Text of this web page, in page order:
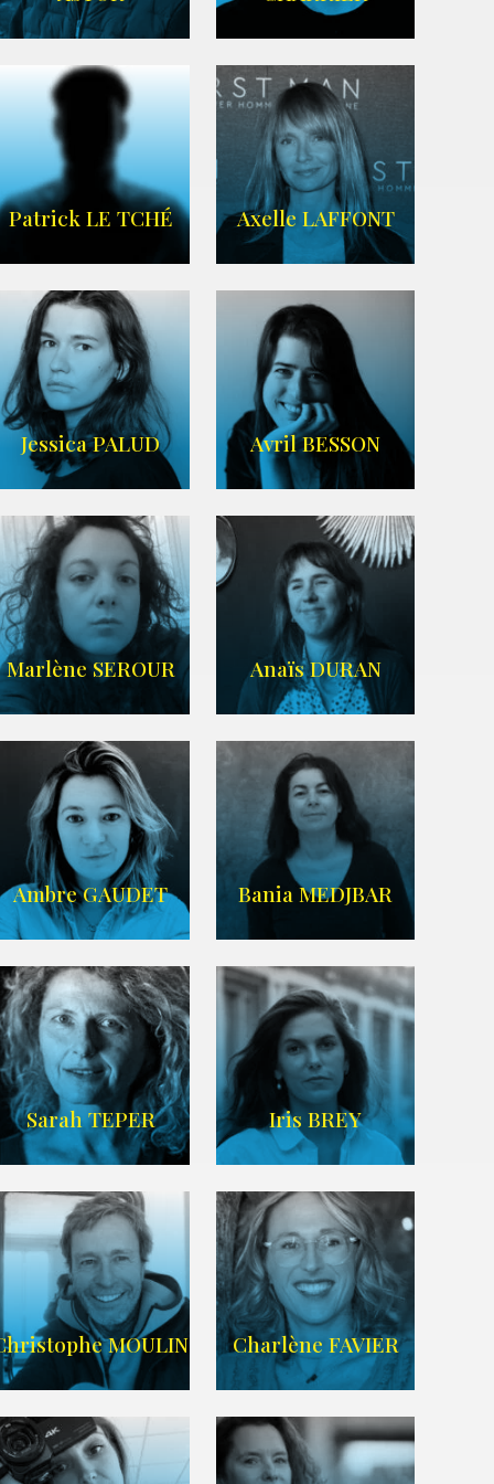
IMDB Imdb,Wikipedia
Patrick LE TCHÉ Axelle LAFFONT
Imdb,Wikipedia
Jessica PALUD
Imdb,Wikipedia
Avril BESSON
Agence UBBA
Marlène SEROUR
ARDA
Anaïs DURAN
Ambre GAUDET Bania MEDJBAR
IMDB/SITE
Sarah TEPER
Imdb
Iris BREY
WIKIPEDIA
MOULIN Charlène FAVIER